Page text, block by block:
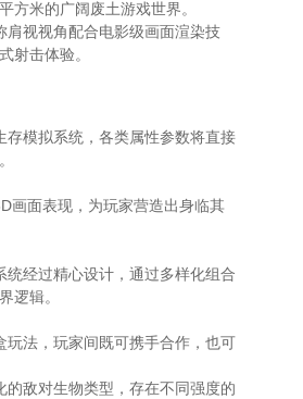
方米的广阔废土游戏世界。
肩视视角配合电影级画面渲染技
射击体验。
存模拟系统，各类属性参数将直接
画面表现，为玩家营造出身临其
统经过精心设计，通过多样化组合
逻辑。
玩法，玩家间既可携手合作，也可
的敌对生物类型，存在不同强度的